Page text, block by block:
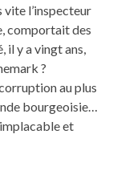
vite l’inspecteur
comportait des
il y a vingt ans,
?
au plus
bourgeoisie…
et